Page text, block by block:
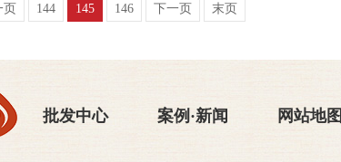
页 144 145 146 下一页 末页
批发中心 案例·新闻 网站地图